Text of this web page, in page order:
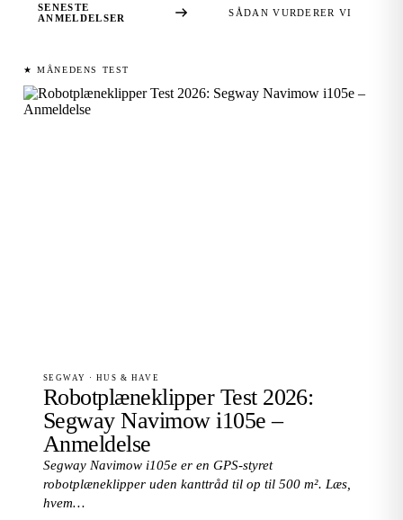
SENESTE
ANMELDELSER
SÅDAN VURDERER VI
★ MÅNEDENS TEST
SEGWAY · HUS & HAVE
Robotplæneklipper Test 2026:
Segway Navimow i105e –
Anmeldelse
Segway Navimow i105e er en GPS-styret
robotplæneklipper uden kanttråd til op til 500 m². Læs,
hvem…